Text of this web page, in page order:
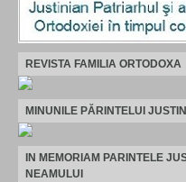
REVISTA FAMILIA ORTODOXA
MINUNILE PĂRINTELUI
IN MEMORIAM PARINTELE
NEAMULUI